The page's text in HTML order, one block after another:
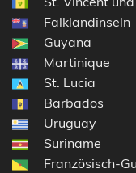
Falklandinseln
Guyana
Martinique
St. Lucia
Barbados
Uruguay
Suriname
Französisch-